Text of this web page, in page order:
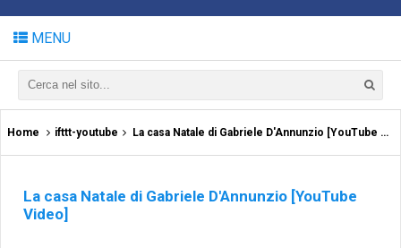
MENU
Home ifttt-youtube La casa Natale di Gabriele D'Annunzio [YouTube Video]
La casa Natale di Gabriele D'Annunzio [YouTube
Video]